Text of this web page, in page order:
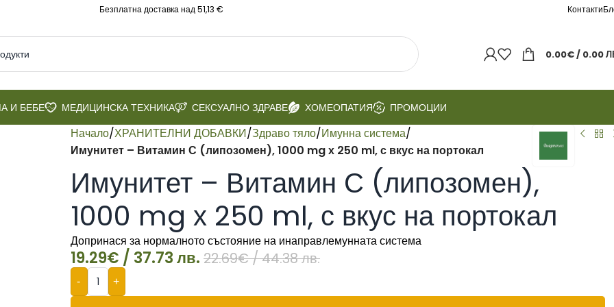
Безплатна доставка над 51,13 € Контакти
0.00€/ 0.00
И БЕБЕ МЕДИЦИНСКА ТЕХНИКА СЕКСУАЛНО ЗДРАВЕ ХОМЕОПАТИЯ ПРОМОЦИИ
Начало/ХРАНИТЕЛНИ ДОБАВКИ/Здраво тяло/Имунна система/
Имунитет – Витамин С (липозомен), 1000 mg х 250 ml, с вкус на портокал
Имунитет – Витамин С (липозомен),
1000 mg х 250 ml, с вкус на портокал
Допринася за нормалното състояние на инаправлемунната система
19.29€ / 37.73 лв.22.69€/ 44.38 лв.
- +